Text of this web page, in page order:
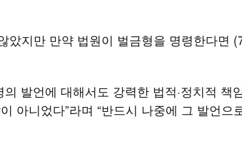
았지만 만약 법원이 벌금형을 명령한다면
발언에 대해서도 강력한 법적·정치적 책
아니었다”라며 “반드시 나중에 그 발언으